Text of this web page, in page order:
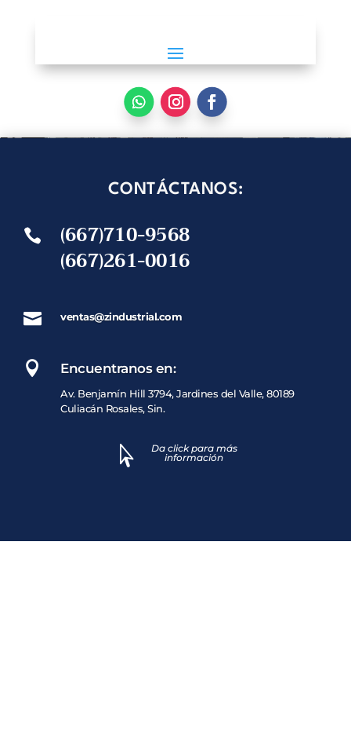
CONTÁCTANOS:

(667)710-9568
(667)261-0016
 ventas@zindustrial.com
 Encuentranos en:
Av. Benjamín Hill 3794, Jardines del Valle, 80189
Culiacán Rosales, Sin.

Da click para más
información